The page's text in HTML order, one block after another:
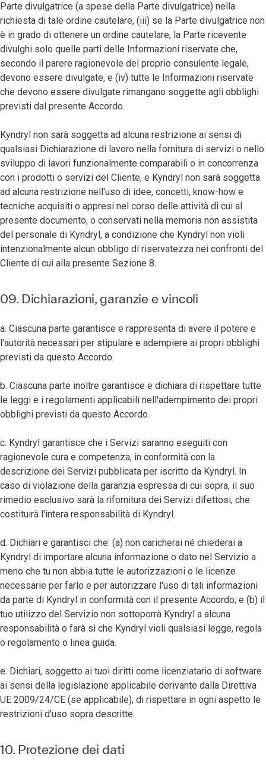
Parte divulgatrice (a spese della Parte divulgatrice) nella
richiesta di tale ordine cautelare, (iii) se la Parte divulgatrice non
è in grado di ottenere un ordine cautelare, la Parte ricevente
divulghi solo quelle parti delle Informazioni riservate che,
secondo il parere ragionevole del proprio consulente legale,
devono essere divulgate, e (iv) tutte le Informazioni riservate
che devono essere divulgate rimangano soggette agli obblighi
previsti dal presente Accordo.
Kyndryl non sarà soggetta ad alcuna restrizione ai sensi di
qualsiasi Dichiarazione di lavoro nella fornitura di servizi o nello
sviluppo di lavori funzionalmente comparabili o in concorrenza
con i prodotti o servizi del Cliente, e Kyndryl non sarà soggetta
ad alcuna restrizione nell'uso di idee, concetti, know-how e
tecniche acquisiti o appresi nel corso delle attività di cui al
presente documento, o conservati nella memoria non assistita
del personale di Kyndryl, a condizione che Kyndryl non violi
intenzionalmente alcun obbligo di riservatezza nei confronti del
Cliente di cui alla presente Sezione 8.
09. Dichiarazioni, garanzie e vincoli
a. Ciascuna parte garantisce e rappresenta di avere il potere e
l'autorità necessari per stipulare e adempiere ai propri obblighi
previsti da questo Accordo.
b. Ciascuna parte inoltre garantisce e dichiara di rispettare tutte
le leggi e i regolamenti applicabili nell'adempimento dei propri
obblighi previsti da questo Accordo.
c. Kyndryl garantisce che i Servizi saranno eseguiti con
ragionevole cura e competenza, in conformità con la
descrizione dei Servizi pubblicata per iscritto da Kyndryl. In
caso di violazione della garanzia espressa di cui sopra, il suo
rimedio esclusivo sarà la rifornitura dei Servizi difettosi, che
costituirà l'intera responsabilità di Kyndryl.
d. Dichiari e garantisci che: (a) non caricherai né chiederai a
Kyndryl di importare alcuna informazione o dato nel Servizio a
meno che tu non abbia tutte le autorizzazioni o le licenze
necessarie per farlo e per autorizzare l'uso di tali informazioni
da parte di Kyndryl in conformità con il presente Accordo; e (b) il
tuo utilizzo del Servizio non sottoporrà Kyndryl a alcuna
responsabilità o farà sì che Kyndryl violi qualsiasi legge, regola
o regolamento o linea guida.
e. Dichiari, soggetto ai tuoi diritti come licenziatario di software
ai sensi della legislazione applicabile derivante dalla Direttiva
UE 2009/24/CE (se applicabile), di rispettare in ogni aspetto le
restrizioni d'uso sopra descritte.
10. Protezione dei dati